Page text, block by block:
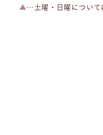
▲ …土曜・日曜について